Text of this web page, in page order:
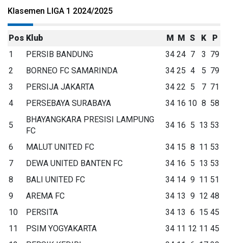
Klasemen LIGA 1 2024/2025
Pos Klub M M S K
P
1
PERSIB BANDUNG 34 24 7 3 79
2
BORNEO FC SAMARINDA 34 25 4 5 79
3
PERSIJA JAKARTA 34 22 5 7 71
4
PERSEBAYA SURABAYA 34 16 10 8 58
5
BHAYANGKARA PRESISI LAMPUNG
FC
34 16 5 13 53
6 MALUT UNITED FC 34 15 8 11 53
7
DEWA UNITED BANTEN FC 34 16 5 13 53
8
BALI UNITED FC 34 14 9 11 51
9
AREMA FC 34 13 9 12 48
10
PERSITA 34 13 6 15 45
11
PSIM YOGYAKARTA 34 11 12 11 45